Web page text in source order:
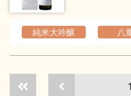
純米大吟醸 八